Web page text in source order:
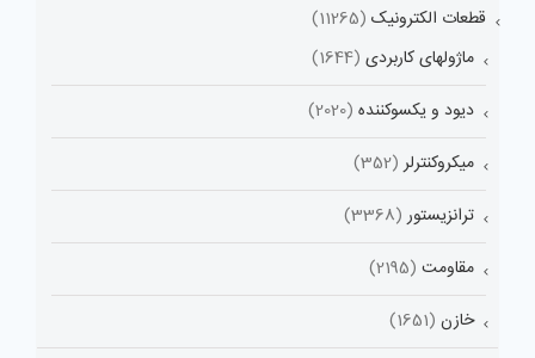
قطعات الکترونیک (11265)
ماژولهای کاربردی (1644)
دیود و یکسوکننده (2020)
میکروکنترلر (352)
ترانزیستور (3368)
مقاومت (2195)
خازن (1651)